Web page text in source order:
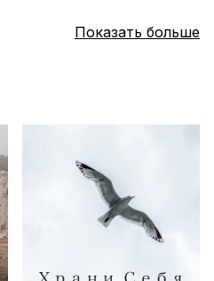
Показать больше